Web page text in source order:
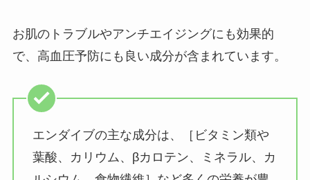
お肌のトラブルやアンチエイジングにも効果的
で、高血圧予防にも良い成分が含まれています。
エンダイブの主な成分は、［ビタミン類や
葉酸、カリウム、βカロテン、ミネラル、カ